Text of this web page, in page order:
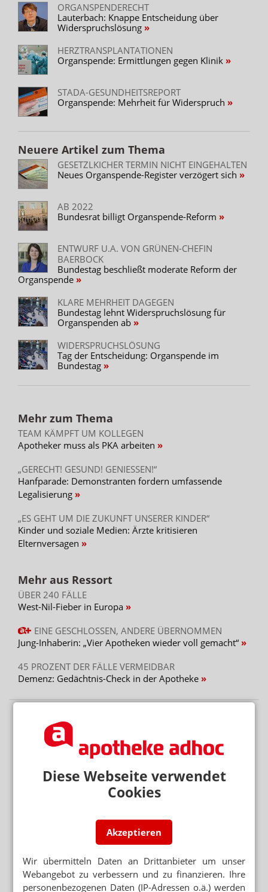
Diese Webseite verwendet
Cookies
Akzeptieren
Wir übermitteln Daten an Drittanbieter um unser
Webangebot zu verbessern und zu finanzieren. Ihre
personenbezogenen Daten (IP-Adressen o.ä.) werden
ORGANSPENDERECHT
Lauterbach: Knappe Entscheidung über
Widerspruchslösung
HERZTRANSPLANTATIONEN
Organspende: Ermittlungen gegen Klinik
STADA-GESUNDHEITSREPORT
Organspende: Mehrheit für Widerspruch
Neuere Artikel zum Thema
GESETZLKICHER TERMIN NICHT EINGEHALTEN
Neues Organspende-Register verzögert sich
AB 2022
Bundesrat billigt Organspende-Reform
ENTWURF U.A. VON GRÜNEN-CHEFIN
BAERBOCK
Bundestag beschließt moderate Reform der
Organspende
KLARE MEHRHEIT DAGEGEN
Bundestag lehnt Widerspruchslösung für
Organspenden ab
WIDERSPRUCHSLÖSUNG
Tag der Entscheidung: Organspende im
Bundestag
Mehr zum Thema
TEAM KÄMPFT UM KOLLEGEN
Apotheker muss als PKA arbeiten
„GERECHT! GESUND! GENIESSEN!“
Hanfparade: Demonstranten fordern umfassende
Legalisierung
„ES GEHT UM DIE ZUKUNFT UNSERER KINDER“
Kinder und soziale Medien: Ärzte kritisieren
Elternversagen
Mehr aus Ressort
ÜBER 240 FÄLLE
West-Nil-Fieber in Europa
EINE GESCHLOSSEN, ANDERE ÜBERNOMMEN
Jung-Inhaberin: „Vier Apotheken wieder voll gemacht“
45 PROZENT DER FÄLLE VERMEIDBAR
Demenz: Gedächtnis-Check in der Apotheke